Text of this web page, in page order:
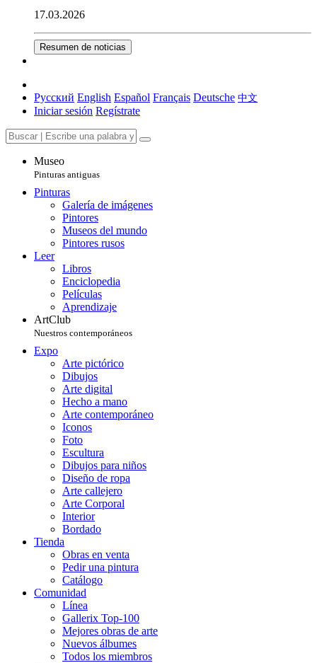
17.03.2026
Resumen de noticias
Русский English Español Français Deutsche 中文
Iniciar sesión Regístrate
Museo
Pinturas antiguas
Pinturas
Galería de imágenes
Pintores
Museos del mundo
Pintores rusos
Leer
Libros
Enciclopedia
Películas
Aprendizaje
ArtClub
Nuestros contemporáneos
Expo
Arte pictórico
Dibujos
Arte digital
Hecho a mano
Arte contemporáneo
Iconos
Foto
Escultura
Dibujos para niños
Diseño de ropa
Arte callejero
Arte Corporal
Interior
Bordado
Tienda
Obras en venta
Pedir una pintura
Catálogo
Comunidad
Línea
Gallerix Top-100
Mejores obras de arte
Nuevos álbumes
Todos los miembros